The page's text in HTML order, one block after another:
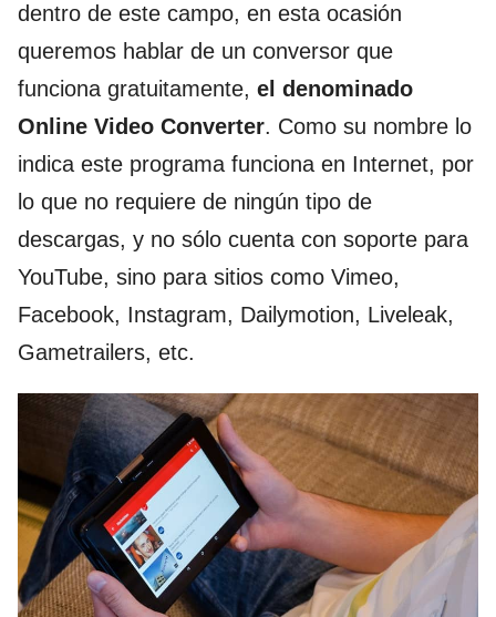
dentro de este campo, en esta ocasión
queremos hablar de un conversor que
funciona gratuitamente, el denominado
Online Video Converter. Como su nombre lo
indica este programa funciona en Internet, por
lo que no requiere de ningún tipo de
descargas, y no sólo cuenta con soporte para
YouTube, sino para sitios como Vimeo,
Facebook, Instagram, Dailymotion, Liveleak,
Gametrailers, etc.